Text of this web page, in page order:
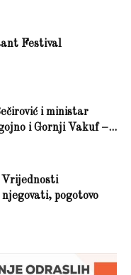
Festival
i ministar
i Gornji Vakuf –...
Vrijednosti
pogotovo